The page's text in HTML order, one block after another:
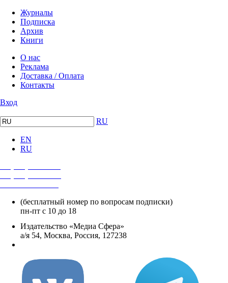
Журналы
Подписка
Архив
Книги
О нас
Реклама
Доставка / Оплата
Контакты
Вход
RU
EN
RU
(бесплатный номер по вопросам подписки)
пн-пт с 10 до 18
Издательство «Медиа Сфера»
а/я 54, Москва, Россия, 127238